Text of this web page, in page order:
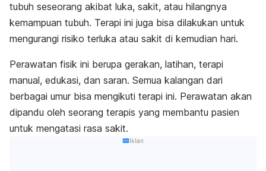
tubuh seseorang akibat luka, sakit, atau hilangnya
kemampuan tubuh. Terapi ini juga bisa dilakukan untuk
mengurangi risiko terluka atau sakit di kemudian hari.
Perawatan fisik ini berupa gerakan, latihan, terapi
manual, edukasi, dan saran. Semua kalangan dari
berbagai umur bisa mengikuti terapi ini. Perawatan akan
dipandu oleh seorang terapis yang membantu pasien
untuk mengatasi rasa sakit.
Iklan